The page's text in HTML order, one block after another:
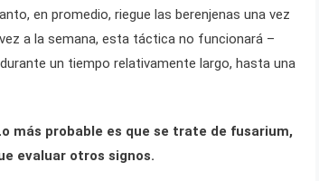
en promedio, riegue las berenjenas una vez
a la semana, esta táctica no funcionará –
un tiempo relativamente largo, hasta una
más probable es que se trate de fusarium,
evaluar otros signos.